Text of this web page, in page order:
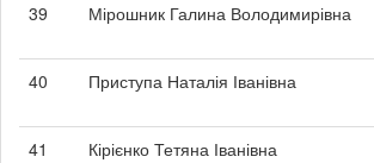
39
Мірошник Галина Володимирівна
40
Приступа Наталія Іванівна
41
Кірієнко Тетяна Іванівна